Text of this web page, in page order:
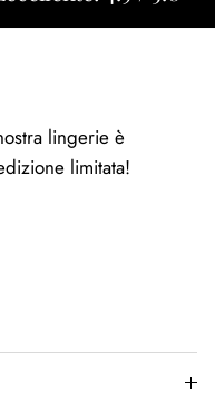
lingerie è
limitata!